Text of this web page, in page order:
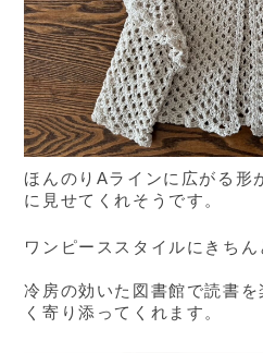
ほんのりAラインに広がる形
に見せてくれそうです。
ワンピーススタイルにきちん
冷房の効いた図書館で読書
く寄り添ってくれます。